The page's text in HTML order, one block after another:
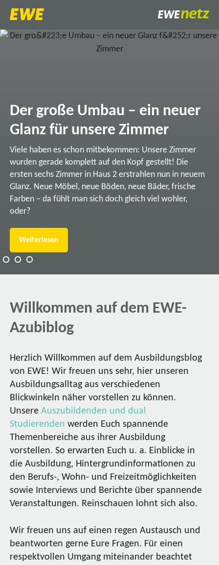
Der große Umbau – ein neuer
Glanz für unsere Zimmer
Viele haben es schon mitbekommen: Unsere Zimmer
wurden gerade komplett auf den Kopf gestellt! Die
ersten sechs Zimmer in Haus 2 erstrahlen nun in neuem
Glanz. Neue Möbel, neue Böden, neue Bäder, frische
Farben – da fühlt man sich doch gleich viel wohler,
oder?
Weiterlesen
Willkommen auf dem EWE-
Azubiblog
Herzlich Willkommen auf dem Ausbildungsblog
von EWE! Wir freuen uns sehr, hier unseren
Ausbildungsalltag aus verschiedenen
Blickwinkeln näher vorstellen zu können.
Unsere Auszubildenden und dual
Studierenden werden Euch spannende
Themenbereiche aus ihrer Ausbildung
vorstellen. So erwarten Euch u. a. Einblicke in
die Ausbildung, Hintergrundinformationen zu
den Berufs-, Wohn- und Freizeitmöglichkeiten
sowie Interviews und Berichte über spannende
Veranstaltungen. Reinschauen lohnt sich also.
Wir freuen uns auf einen regen Austausch und
beantworten gerne Eure Fragen. Für einen
respektvollen Umgang miteinander beachtet